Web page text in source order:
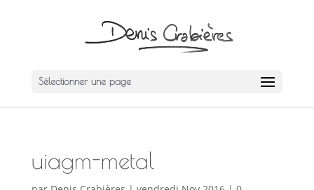
Sélectionner une page
uiagm-metal